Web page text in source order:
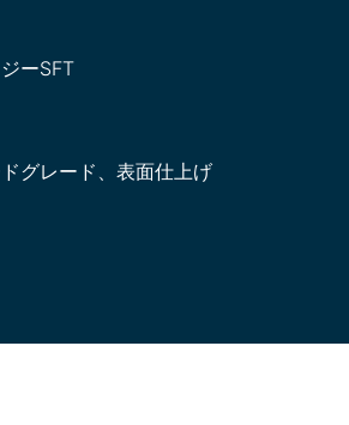
ーSFT
グレード、表面仕上げ